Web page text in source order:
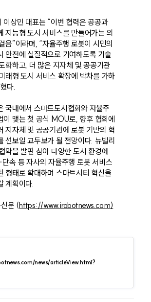
이상민 대표는 “이번 협력은 공공과
지능형 도시 서비스를 만들어가는 의
음”이라며, “자율주행 로봇이 시민의
안전에 실질적으로 기여하도록 기술
화하고, 더 많은 지자체 및 공공기관
래형 도시 서비스 확장에 박차를 가하
다.
국내에서 스마트도시협회와 자율주
이 맺는 첫 공식 MOU로, 향후 협회에
지자체 및 공공기관에 로봇 기반의 혁
선보일 교두보가 될 전망이다. 뉴빌리
약을 발판 삼아 다양한 도시 환경에
단속 등 자사의 자율주행 로봇 서비스
형태로 확대하며 스마트시티 혁신을
계획이다.
문 (https://www.irobotnews.com)
news/articleView.html?